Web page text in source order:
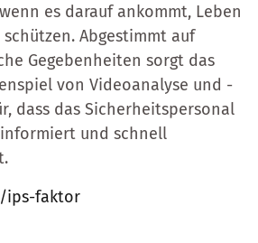
es darauf ankommt, Leben
Abgestimmt auf
Gegebenheiten sorgt das
von Videoanalyse und -
dass das Sicherheitspersonal
und schnell
ips-faktor